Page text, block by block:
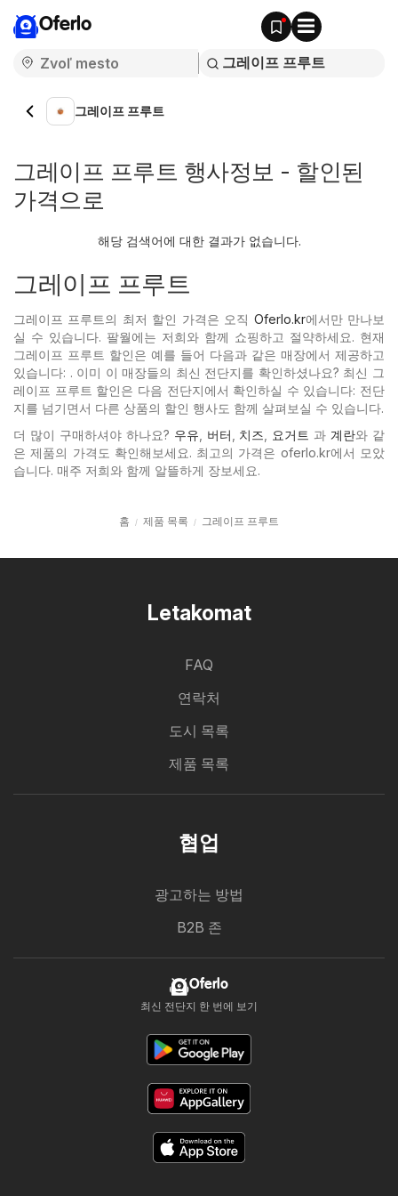
Oferlo
그레이프 프루트
그레이프 프루트 행사정보 - 할인된
가격으로
해당 검색어에 대한 결과가 없습니다.
그레이프 프루트
그레이프 프루트의 최저 할인 가격은 오직 Oferlo.kr에서만 만나보
실 수 있습니다. 팔월에는 저희와 함께 쇼핑하고 절약하세요. 현재
그레이프 프루트 할인은 예를 들어 다음과 같은 매장에서 제공하고
있습니다: . 이미 이 매장들의 최신 전단지를 확인하셨나요? 최신 그
레이프 프루트 할인은 다음 전단지에서 확인하실 수 있습니다: 전단
지를 넘기면서 다른 상품의 할인 행사도 함께 살펴보실 수 있습니다.
더 많이 구매하셔야 하나요? 우유 버터 치즈 요거트 과 계란와 같
은 제품의 가격도 확인해보세요. 최고의 가격은 oferlo.kr에서 모았
습니다. 매주 저희와 함께 알뜰하게 장보세요.
홈 제품 목록 그레이프 프루트
Letakomat
FAQ
연락처
도시 목록
제품 목록
협업
광고하는 방법
B2B 존
Oferlo
최신 전단지 한 번에 보기